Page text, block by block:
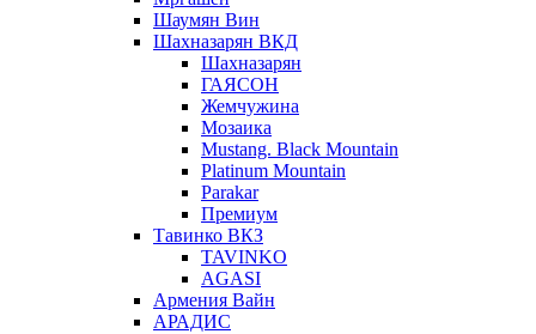
Шаумян Вин
Шахназарян ВКД
Шахназарян
ГАЯСОН
Жемчужина
Мозаика
Mustang. Black Mountain
Platinum Mountain
Parakar
Премиум
Тавинко ВКЗ
TAVINKO
AGASI
Армения Вайн
АРАДИС